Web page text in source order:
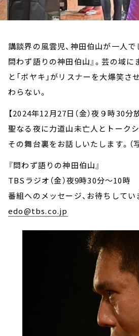
講談界の風雲児、神田伯山が一人で
問わず語りの神田伯山』。芸の域に
と「ボヤキ」がリスナーを大爆笑さ
わらない。
【2024年12月27日（金）夜９時30分放
聖なる夜に力道山未亡人とトーク
その舞台裏をお話しいたします。（
『問わず語りの神田伯山』
TBSラジオ（金）夜9時30分～10時
番組へのメッセージ、お待ちしてい
edo@tbs.co.jp